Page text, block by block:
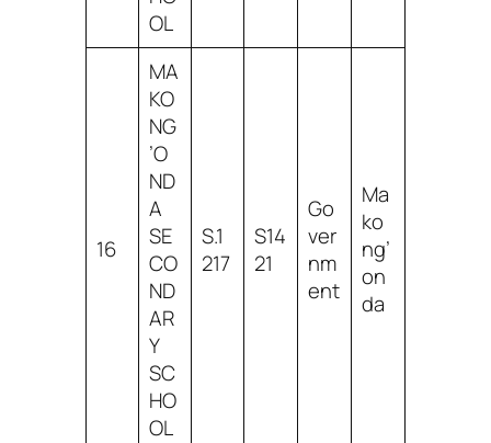
OL
16
MA
KO
NG
’O
ND
A
SE
CO
ND
AR
Y
SC
HO
OL
S.1
217
S14
21
Go
ver
nm
ent
Ma
ko
ng’
on
da